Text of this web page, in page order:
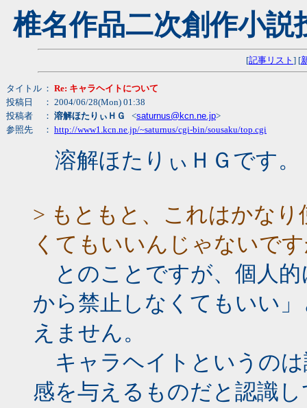
椎名作品二次創作小
[記事リスト ] [
タイトル ： Re: キャラヘイトについて
投稿日
： 2004/06/28(Mon) 01:38
投稿者
： 溶解ほたりぃＨＧ <saturnus@kcn.ne.jp>
参照先
： http://www1.kcn.ne.jp/~saturnus/cgi-bin/sousaku/top.cgi
溶解ほたりぃＨＧです。
> もともと、これはかな
くてもいいんじゃないで
とのことですが、個人的
から禁止しなくてもいい
えません。
キャラヘイトというのは
感を与えるものだと認識